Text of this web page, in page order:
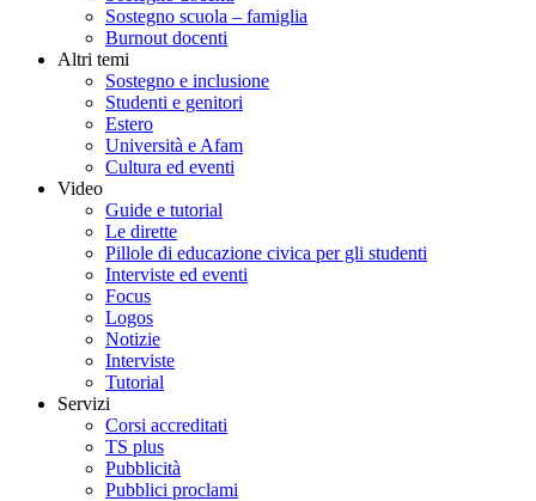
Sostegno scuola – famiglia
Burnout docenti
Altri temi
Sostegno e inclusione
Studenti e genitori
Estero
Università e Afam
Cultura ed eventi
Video
Guide e tutorial
Le dirette
Pillole di educazione civica per gli studenti
Interviste ed eventi
Focus
Logos
Notizie
Interviste
Tutorial
Servizi
Corsi accreditati
TS plus
Pubblicità
Pubblici proclami